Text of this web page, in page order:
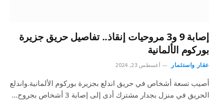
إصابة 9 و3 مروحيات إنقاذ.. تفاصيل حريق جزيرة
بوركوم الألمانية
عقار واستثمار أغسطس 23, 2024
أصيب تسعة أشخاص في حريق اندلع بجزيرة بوركوم الألمانية.واندلع
الحريق في منزل بجدار مشترك أدى إلى إصابة 3 أشخاص بجروح…